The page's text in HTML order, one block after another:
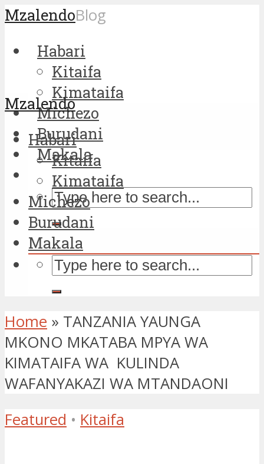
MzalendoBlog
Habari
Kitaifa
Kimataifa
Michezo
Burudani
Makala
Mzalendo
Habari
Kitaifa
Kimataifa
Michezo
Burudani
Makala
Home » TANZANIA YAUNGA
MKONO MKATABA MPYA WA
KIMATAIFA WA KULINDA
WAFANYAKAZI WA MTANDAONI
Featured • Kitaifa